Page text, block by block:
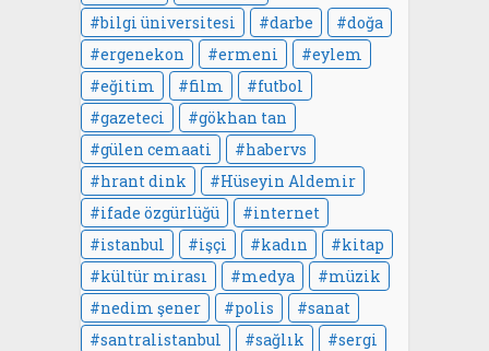
bilgi üniversitesi
darbe
doğa
ergenekon
ermeni
eylem
eğitim
film
futbol
gazeteci
gökhan tan
gülen cemaati
habervs
hrant dink
Hüseyin Aldemir
ifade özgürlüğü
internet
istanbul
işçi kadın
kitap
kültür mirası
medya
müzik
nedim şener
polis
sanat
santralistanbul
sağlık
sergi